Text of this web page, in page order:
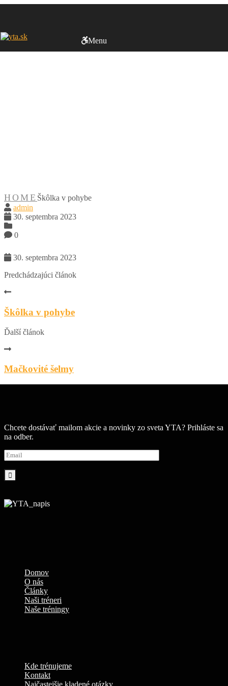
Menu
HOME Škôlka v pohybe
admin
30. septembra 2023
0
30. septembra 2023
Predchádzajúci článok
Škôlka v pohybe
Ďalší článok
Mačkovité šelmy
Chcete dostávať mailom akcie a novinky zo sveta YTA? Prihláste sa
na odber.
Domov
O nás
Články
Naši tréneri
Naše tréningy
Kde trénujeme
Kontakt
Najčastejšie kladené otázky